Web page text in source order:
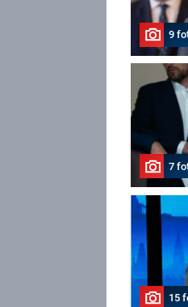
9
7
15